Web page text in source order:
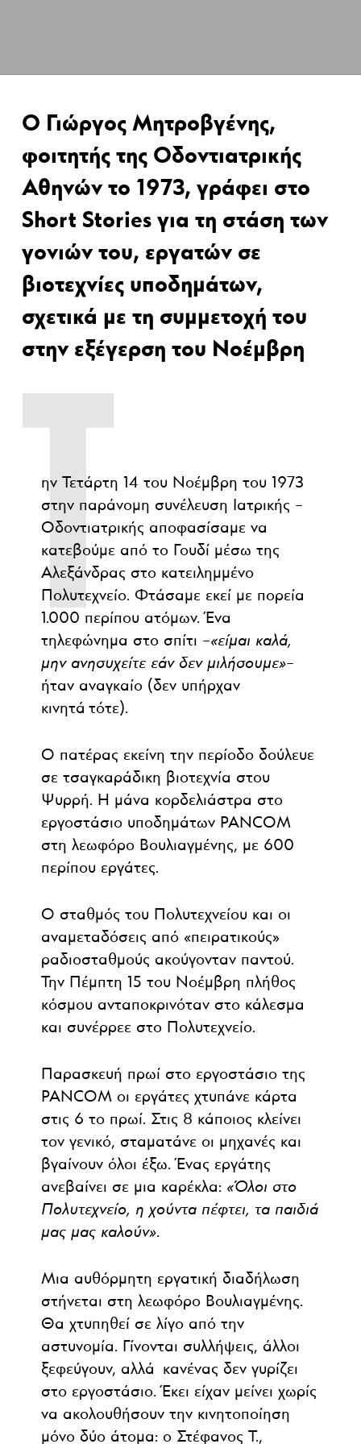
Ο Γιώργος Μητροβγένης,
φοιτητής της Οδοντιατρικής
Αθηνών το 1973, γράφει στο
Short Stories για τη στάση των
γονιών του, εργατών σε
βιοτεχνίες υποδημάτων,
σχετικά με τη συμμετοχή του
στην εξέγερση του Νοέμβρη
Τ
ην Τετάρτη 14 του Νοέμβρη του 1973
στην παράνομη συνέλευση Ιατρικής –
Οδοντιατρικής αποφασίσαμε να
κατεβούμε από το Γουδί μέσω της
Αλεξάνδρας στο κατειλημμένο
Πολυτεχνείο. Φτάσαμε εκεί με πορεία
1.000 περίπου ατόμων. Ένα
τηλεφώνημα στο σπίτι –«είμαι καλά,
μην ανησυχείτε εάν δεν μιλήσουμε»–
ήταν αναγκαίο (δεν υπήρχαν
κινητά τότε).
Ο πατέρας εκείνη την περίοδο δούλευε
σε τσαγκαράδικη βιοτεχνία στου
Ψυρρή. H μάνα κορδελιάστρα στο
εργοστάσιο υποδημάτων PANCOM
στη λεωφόρο Βουλιαγμένης, με 600
περίπου εργάτες.
Ο σταθμός του Πολυτεχνείου και οι
αναμεταδόσεις από «πειρατικούς»
ραδιοσταθμούς ακούγονταν παντού.
Την Πέμπτη 15 του Νοέμβρη πλήθος
κόσμου ανταποκρινόταν στο κάλεσμα
και συνέρρεε στο Πολυτεχνείο.
Παρασκευή πρωί στο εργοστάσιο της
PANCOM οι εργάτες χτυπάνε κάρτα
στις 6 το πρωί. Στις 8 κάποιος κλείνει
τον γενικό, σταματάνε οι μηχανές και
βγαίνουν όλοι έξω. Ένας εργάτης
ανεβαίνει σε μια καρέκλα: «Όλοι στο
Πολυτεχνείο, η χούντα πέφτει, τα παιδιά
μας μας καλούν».
Μια αυθόρμητη εργατική διαδήλωση
στήνεται στη λεωφόρο Βουλιαγμένης.
Θα χτυπηθεί σε λίγο από την
αστυνομία. Γίνονται συλλήψεις, άλλοι
ξεφεύγουν, αλλά κανένας δεν γυρίζει
στο εργοστάσιο. Έκει είχαν μείνει χωρίς
να ακολουθήσουν την κινητοποίηση
μόνο δύο άτομα: ο Στέφανος Τ.,